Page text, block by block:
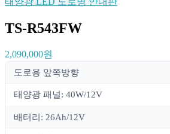
TS-R543FW
2,090,000원
도로용 앞쪽방향
태양광 패널: 40W/12V
배터리: 26Ah/12V